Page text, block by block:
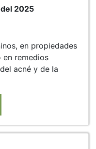
2025
en propiedades
en remedios
acné y de la